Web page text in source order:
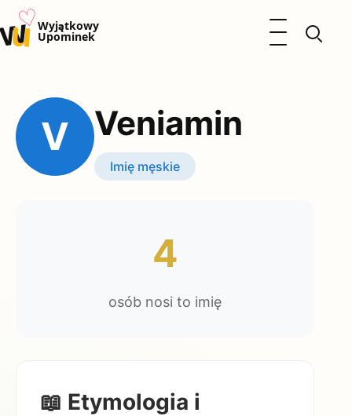
u♡Wyjątkowy
Upominek
Otwórz menu
Kalendarz Imienin
Kobieta
Okazje
Katalog prezentów
V Veniamin
Imię męskie
4
osób nosi to imię
📖 Etymologia i